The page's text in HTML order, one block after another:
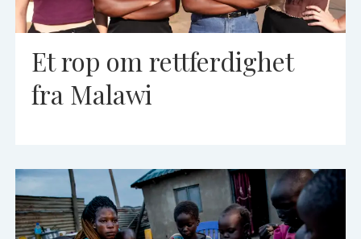
Et rop om rettferdighet
fra Malawi